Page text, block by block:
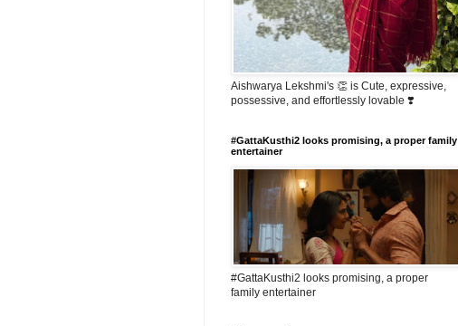
Aishwarya Lekshmi's 👏 is Cute, expressive,
possessive, and effortlessly lovable ❣️
#GattaKusthi2 looks promising, a proper family
entertainer
#GattaKusthi2 looks promising, a proper
family entertainer